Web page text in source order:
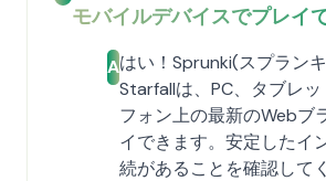
モバイルデバイスでプレイ
Aはい！Sprunki(スプラン
Starfallは、PC、タブレッ
フォン上の最新のWebブ
イできます。安定したイ
続があることを確認して